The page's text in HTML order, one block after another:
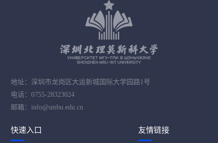
地址：深圳市龙岗区大运新城国际大学园路1号
电话：0755-28323024
邮箱：info@smbu.edu.cn
快速入口 友情链接